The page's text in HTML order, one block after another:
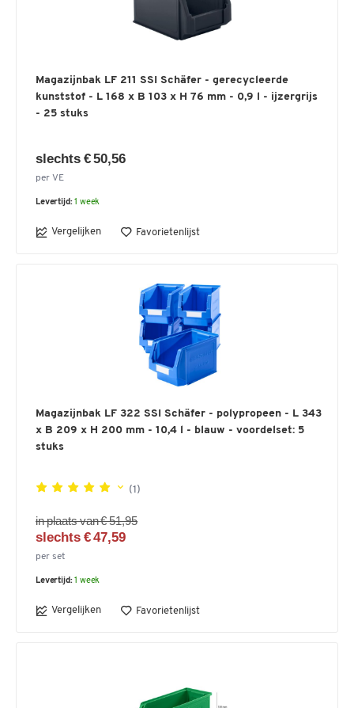
Magazijnbak LF 211 SSI Schäfer - gerecycleerde
kunststof - L 168 x B 103 x H 76 mm - 0,9 l - ijzergrijs
- 25 stuks
slechts € 50,56
per VE
Levertijd: 1 week
Vergelijken Favorietenlijst
Magazijnbak LF 322 SSI Schäfer - polypropeen - L 343
x B 209 x H 200 mm - 10,4 l - blauw - voordelset: 5
stuks
(1)
in plaats van € 51,95
slechts € 47,59
per set
Levertijd: 1 week
Vergelijken Favorietenlijst